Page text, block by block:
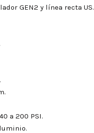
GEN2 y línea recta US.
a 200 PSI.